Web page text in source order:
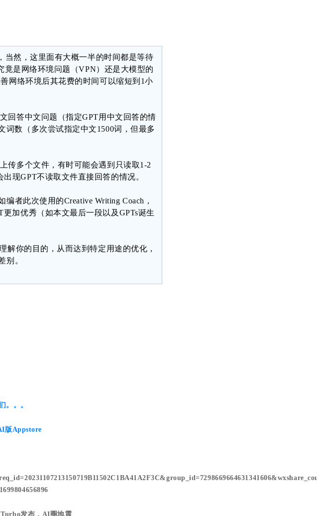
当然，这里面有大概一半的时间都是等待
竟是网络环境问题（VPN）还是大模型的
网络环境后其花费的时间可以缩短到1小
回答中文问题（指定GPT用中文回答的情
词数（多次尝试指定中文1500词，但最多
传多个文件，有时可能会遇到只读取1-2
现GPT不读取文件直接回答的情况。
者此次使用的Creative Writing Coach，
加优秀（如本文最后一段以及GPTs诞生
解你的目的，从而达到特定用途的优化，
别。
。。。
版Appstore
发布，AI圈地震